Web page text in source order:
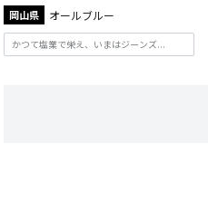
岡山県 オールブルー
かつて塩業で栄え、いまはジーンズ...